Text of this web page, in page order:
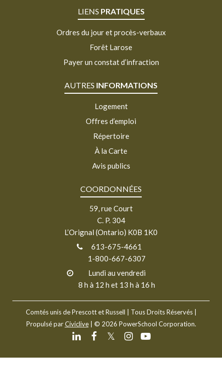
LIENS PRATIQUES
Ordres du jour et procès-verbaux
Forêt Larose
Payer un constat d’infraction
AUTRES INFORMATIONS
Logement
Offres d’emploi
Répertoire
À la Carte
Avis publics
COORDONNÉES
59, rue Court
C. P. 304
L’Orignal (Ontario) K0B 1K0
613-675-4661
1-800-667-6307
Lundi au vendredi
8 h à 12 h et 13 h à 16 h
Comtés unis de Prescott et Russell | Tous Droits Réservés |
Propulsé parCiviclive| © 2026 PowerSchool Corporation.
𝕏